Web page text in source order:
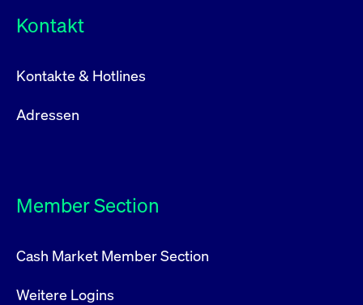
Kontakt
Kontakte & Hotlines
Adressen
Member Section
Cash Market Member Section
Weitere Logins